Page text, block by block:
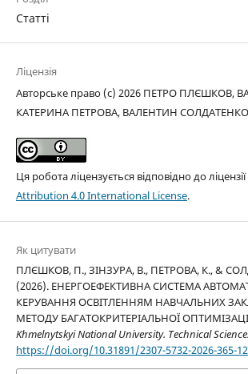
Статті
Ліцензія
Авторське право (c) 2026 ПЕТРО ПЛЄШКОВ,
КАТЕРИНА ПЕТРОВА, ВАЛЕНТИН СОЛДАТЕНКО
Ця робота ліцензується відповідно до ліцензії
Attribution 4.0 International License.
Як цитувати
ПЛЄШКОВ, П., ЗІНЗУРА, В., ПЕТРОВА, К., &
(2026). ЕНЕРГОЕФЕКТИВНА СИСТЕМА
КЕРУВАННЯ ОСВІТЛЕННЯМ НАВЧАЛЬНИХ
МЕТОДУ БАГАТОКРИТЕРІАЛЬНОЇ
Khmelnytskyi National University. Technical
https://doi.org/10.31891/2307-5732-2026-365-12